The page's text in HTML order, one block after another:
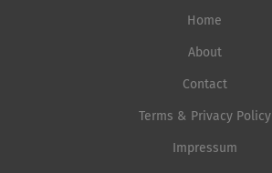
Home
About
Contact
Terms & Privacy Policy
Impressum